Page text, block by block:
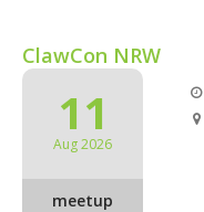
ClawCon NRW
11
Aug 2026
meetup